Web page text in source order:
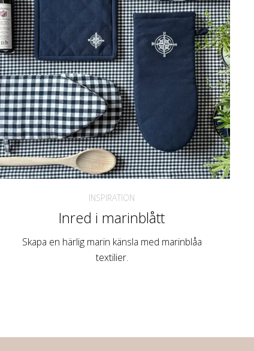
INSPIRATION
Inred i marinblått
Skapa en härlig marin känsla med marinblåa
textilier.